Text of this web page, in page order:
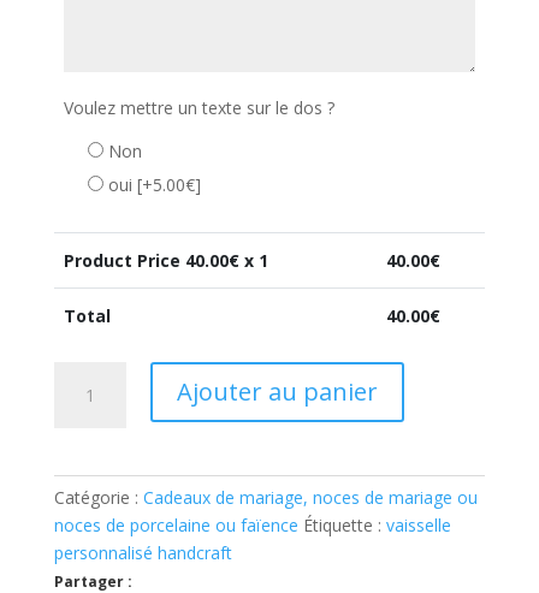
Voulez mettre un texte sur le dos ?
Non
oui [+5.00€]
Product Price 40.00€ x 1 40.00€
Total 40.00€
tarte
personnalisée
noces
Ajouter au panier
Catégorie : Cadeaux de mariage, noces de mariage ou
noces de porcelaine ou faïence Étiquette : vaisselle
personnalisé handcraft
Partager :